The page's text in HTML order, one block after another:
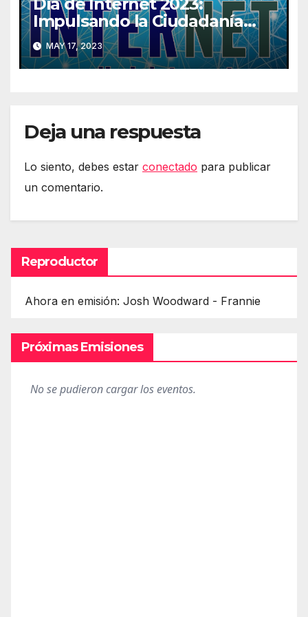
Impulsando la Ciudadanía
Digital
MAY 17, 2023
Deja una respuesta
Lo siento, debes estar conectado para publicar
un comentario.
Reproductor
Ahora en emisión: Josh Woodward - Frannie
Próximas Emisiones